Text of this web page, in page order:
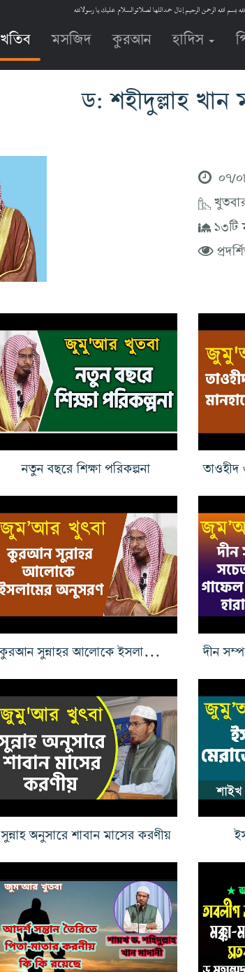
بسم الله الرحمن الرحيم إنال حمداللها لصلاتوالسلام عليك يا رسولالله
খতিব মসজিদ কুরআন হাদিস
ড: শহীদুল্লাহ খান
০৭/
১৩টি
নতুন বছরে শিক্ষা পরিকল্পনা
কুরআন সুন্নাহর আলোকে ইসলামের অনুসরণ
সুন্নাহ অনুসারে শাবান মাসের করণীয়